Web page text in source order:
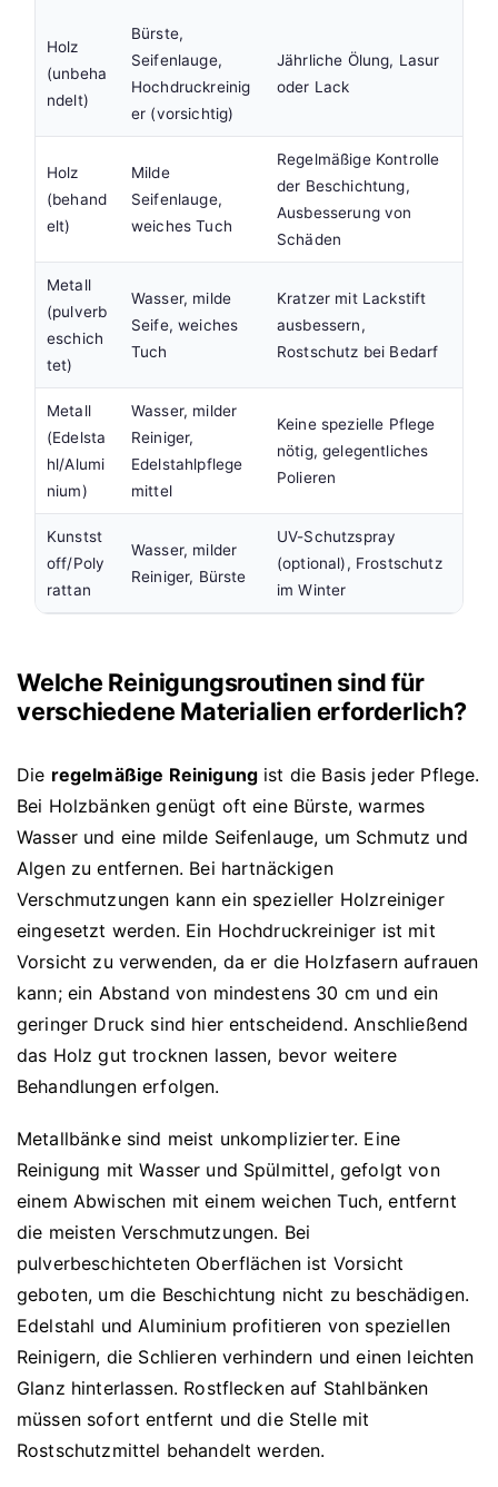
Holz
(unbeha
ndelt)
Bürste,
Seifenlauge,
Hochdruckreinig
er (vorsichtig)
Jährliche Ölung, Lasur
oder Lack
Holz
(behand
elt)
Milde
Seifenlauge,
weiches Tuch
Regelmäßige Kontrolle
der Beschichtung,
Ausbesserung von
Schäden
Metall
(pulverb
eschich
tet)
Wasser, milde
Seife, weiches
Tuch
Kratzer mit Lackstift
ausbessern,
Rostschutz bei Bedarf
Metall
(Edelsta
hl/Alumi
nium)
Wasser, milder
Reiniger,
Edelstahlpflege
mittel
Keine spezielle Pflege
nötig, gelegentliches
Polieren
Kunstst
off/Poly
rattan
Wasser, milder
Reiniger, Bürste
UV-Schutzspray
(optional), Frostschutz
im Winter
Welche Reinigungsroutinen sind für
verschiedene Materialien erforderlich?
Die regelmäßige Reinigung ist die Basis jeder Pflege.
Bei Holzbänken genügt oft eine Bürste, warmes
Wasser und eine milde Seifenlauge, um Schmutz und
Algen zu entfernen. Bei hartnäckigen
Verschmutzungen kann ein spezieller Holzreiniger
eingesetzt werden. Ein Hochdruckreiniger ist mit
Vorsicht zu verwenden, da er die Holzfasern aufrauen
kann; ein Abstand von mindestens 30 cm und ein
geringer Druck sind hier entscheidend. Anschließend
das Holz gut trocknen lassen, bevor weitere
Behandlungen erfolgen.
Metallbänke sind meist unkomplizierter. Eine
Reinigung mit Wasser und Spülmittel, gefolgt von
einem Abwischen mit einem weichen Tuch, entfernt
die meisten Verschmutzungen. Bei
pulverbeschichteten Oberflächen ist Vorsicht
geboten, um die Beschichtung nicht zu beschädigen.
Edelstahl und Aluminium profitieren von speziellen
Reinigern, die Schlieren verhindern und einen leichten
Glanz hinterlassen. Rostflecken auf Stahlbänken
müssen sofort entfernt und die Stelle mit
Rostschutzmittel behandelt werden.